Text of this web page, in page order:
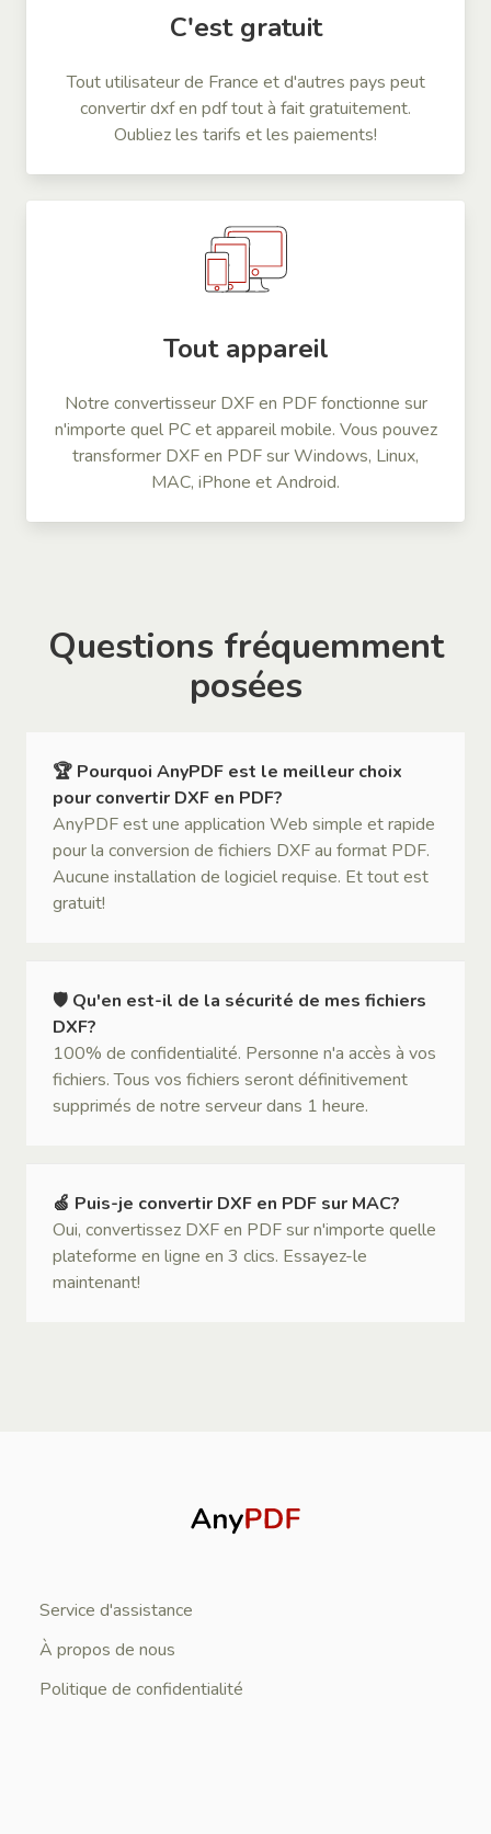
C'est gratuit
Tout utilisateur de France et d'autres pays peut
convertir dxf en pdf tout à fait gratuitement.
Oubliez les tarifs et les paiements!
Tout appareil
Notre convertisseur DXF en PDF fonctionne sur
n'importe quel PC et appareil mobile. Vous pouvez
transformer DXF en PDF sur Windows, Linux,
MAC, iPhone et Android.
Questions fréquemment
posées
🏆 Pourquoi AnyPDF est le meilleur choix
pour convertir DXF en PDF?
AnyPDF est une application Web simple et rapide
pour la conversion de fichiers DXF au format PDF.
Aucune installation de logiciel requise. Et tout est
gratuit!
🛡 Qu'en est-il de la sécurité de mes fichiers
DXF?
100% de confidentialité. Personne n'a accès à vos
fichiers. Tous vos fichiers seront définitivement
supprimés de notre serveur dans 1 heure.
🍏 Puis-je convertir DXF en PDF sur MAC?
Oui, convertissez DXF en PDF sur n'importe quelle
plateforme en ligne en 3 clics. Essayez-le
maintenant!
Service d'assistance
À propos de nous
Politique de confidentialité